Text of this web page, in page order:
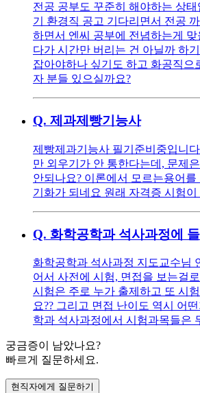
전공 공부도 꾸준히 해야하는 상
기 환경직 공고 기다리면서 전공
하면서 엔씨 공부에 전념하는게 맞
다가 시간만 버리는 건 아닐까 하
잡아야하나 싶기도 하고 화공직으
자 분들 있으실까요?
Q. 제과제빵기능사
제빵제과기능사 필기준비중입니
만 외우기가 안 통한다는데, 문제
안되나요? 이론에서 모르는용어
기화가 되네요 원래 자격증 시험
Q. 화학공학과 석사과정에
화학공학과 석사과정 지도교수님
어서 사전에 시험, 면접을 보는걸
시험은 주로 누가 출제하고 또 시
요?? 그리고 면접 난이도 역시 어
학과 석사과정에서 시험과목들은
궁금증이 남았나요?
빠르게 질문하세요.
현직자에게 질문하기